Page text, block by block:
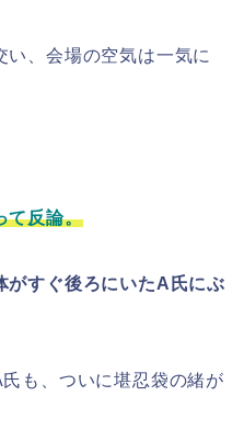
い、会場の空気は一気に
て反論。
がすぐ後ろにいたA氏にぶ
も、ついに堪忍袋の緒が